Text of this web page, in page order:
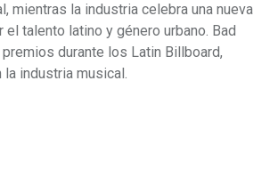
mientras la industria celebra una nueva
el talento latino y género urbano. Bad
premios durante los Latin Billboard,
la industria musical.